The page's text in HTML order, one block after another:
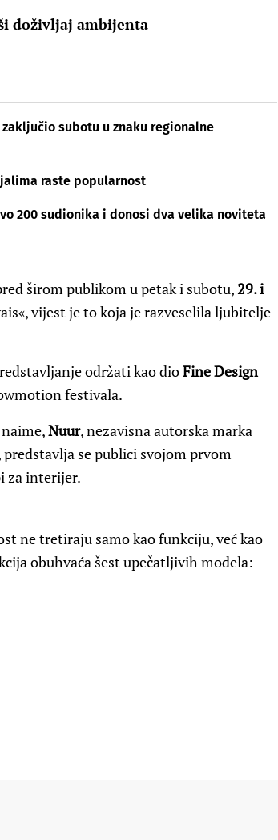
doživljaj ambijenta
subotu u znaku regionalne
raste popularnost
200 sudionika i donosi dva velika noviteta
širom publikom u petak i subotu,29. i
vijest je to koja je razveselila ljubitelje
održati kao dioFine Design
festivala.
Nuur, nezavisna autorska marka
se publici svojom prvom
za interijer.
ne tretiraju samo kao funkciju, već kao
obuhvaća šest upečatljivih modela: